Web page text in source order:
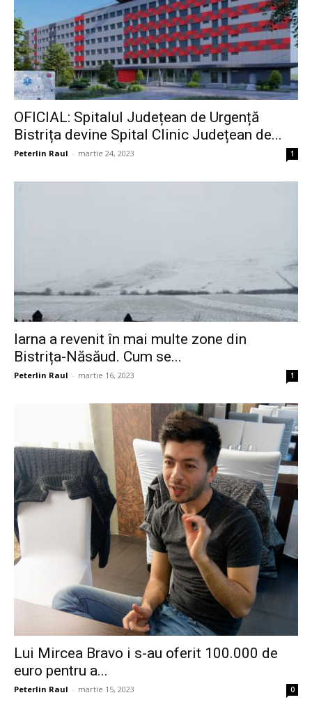
OFICIAL: Spitalul Județean de Urgență
Bistrița devine Spital Clinic Județean de...
Peterlin Raul - martie 24, 2023 1
Iarna a revenit în mai multe zone din
Bistrița-Năsăud. Cum se...
Peterlin Raul - martie 16, 2023 1
Lui Mircea Bravo i s-au oferit 100.000 de
euro pentru a...
Peterlin Raul - martie 15, 2023 0